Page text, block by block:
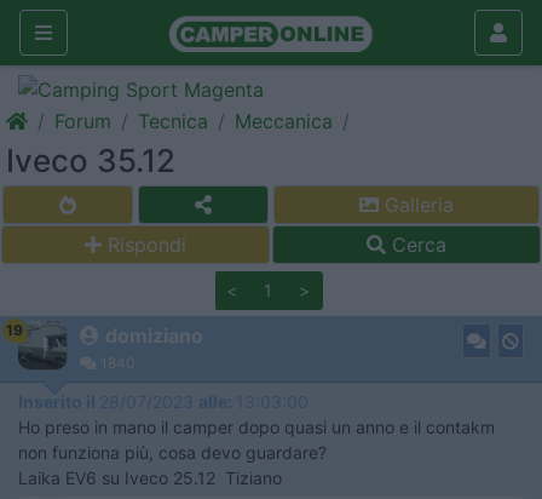
Forum Tecnica Meccanica
Iveco 35.12
Galleria
Rispondi
Cerca
< 1 >
19 domiziano
1840
Inserito il 28/07/2023 alle: 13:03:00
Ho preso in mano il camper dopo quasi un anno e il contakm
non funziona più, cosa devo guardare?
Laika EV6 su Iveco 25.12 Tiziano